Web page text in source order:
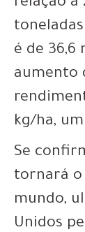
relação a
é de 36,6
aumento
kg/ha,
Se
tornará
mundo,
Unidos